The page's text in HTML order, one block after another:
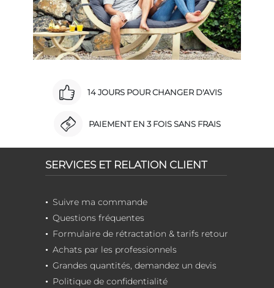
14 JOURS POUR CHANGER D'AVIS
PAIEMENT EN 3 FOIS SANS FRAIS
SERVICES ET RELATION CLIENT
Suivre ma commande
Questions fréquentes
Formulaire de rétractation & tarifs retour
Achats par les professionnels
Grandes quantités, demandez un devis
Politique de confidentialité